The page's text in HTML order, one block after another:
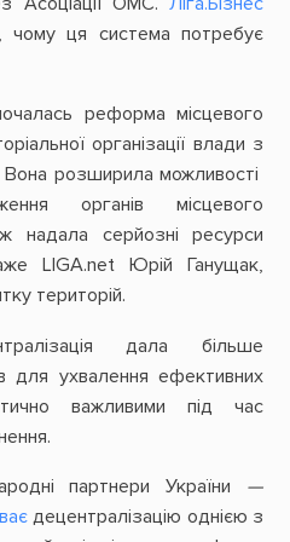
чому ця система потребує
реформа місцевого
організації влади з
Вона розширила можливості
органів місцевого
надала серйозні ресурси
LIGA.net Юрій Ганущак,
територій.
дала більше
для ухвалення ефективних
важливими під час
партнери України —
децентралізацію однією з